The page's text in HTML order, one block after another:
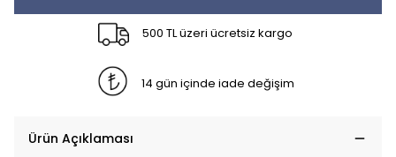
500 TL üzeri ücretsiz kargo
14 gün içinde iade değişim
Ürün Açıklaması